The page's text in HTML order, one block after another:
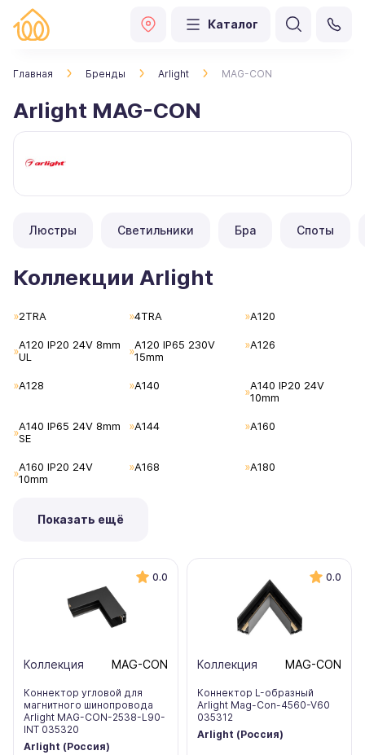
Каталог
Главная Бренды Arlight MAG-CON
Arlight MAG-CON
Люстры Светильники Бра Споты
Коллекции Arlight
2TRA 4TRA A120
A120 IP20 24V 8mm
UL
A120 IP65 230V
15mm
A126
A128 A140
A140 IP20 24V
10mm
A140 IP65 24V 8mm
SE
A144 A160
A160 IP20 24V
10mm
A168 A180
Показать ещё
0.0
Коллекция MAG-CON
Коннектор угловой для
магнитного шинопровода
Arlight MAG-CON-2538-L90-
INT 035320
Arlight (Россия)
0.0
Коллекция MAG-CON
Коннектор L-образный
Arlight Mag-Con-4560-V60
035312
Arlight (Россия)